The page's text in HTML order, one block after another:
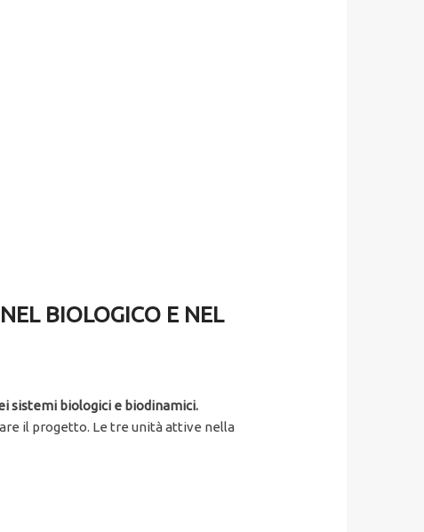
BIOLOGICO E NEL
sistemi biologici e biodinamici.
il progetto. Le tre unità attive nella